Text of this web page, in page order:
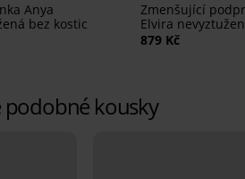
Anya
bez kostic
Zmenšující
Elvira
879 Kč
podobné kousky